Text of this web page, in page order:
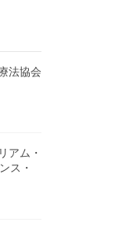
法協会
アム・
ス・